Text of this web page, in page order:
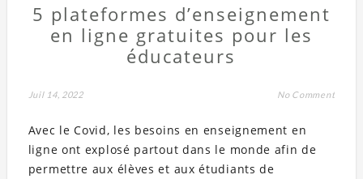
5 plateformes d’enseignement
en ligne gratuites pour les
éducateurs
Juil 14, 2022 No Comment
Avec le Covid, les besoins en enseignement en
ligne ont explosé partout dans le monde afin de
permettre aux élèves et aux étudiants de